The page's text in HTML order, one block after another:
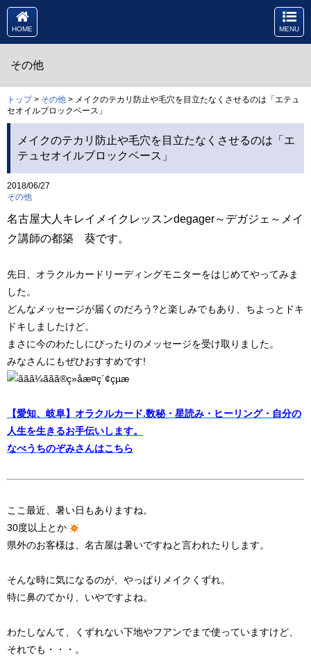
HOME MENU
その他
トップ> その他 > メイクのテカリ防止や毛穴を目立たなくさせるのは「エテュ
セオイルブロックベース」
メイクのテカリ防止や毛穴を目立たなくさせるのは「エ
テュセオイルブロックベース」
2018/06/27
その他
名古屋大人キレイメイクレッスンdegager～デガジェ～メイ
ク講師の都築 葵です。
先日、オラクルカードリーディングモニターをはじめてやってみま
した。
どんなメッセージが届くのだろう?と楽しみでもあり、ちよっとドキ
ドキしましたけど。
まさに今のわたしにぴったりのメッセージを受け取りました。
みなさんにもぜひおすすめです!
【愛知、岐阜】オラクルカード.数秘・星読み・ヒーリング・自分の
人生を生きるお手伝いします。
なべうちのぞみさんはこちら
ここ最近、暑い日もありますね。
30度以上とか
県外のお客様は、名古屋は暑いですねと言われたりします。
そんな時に気になるのが、やっぱりメイクくずれ。
特に鼻のてかり、いやですよね。
わたしなんて、くずれない下地やフアンでまで使っていますけど、
それでも・・・。